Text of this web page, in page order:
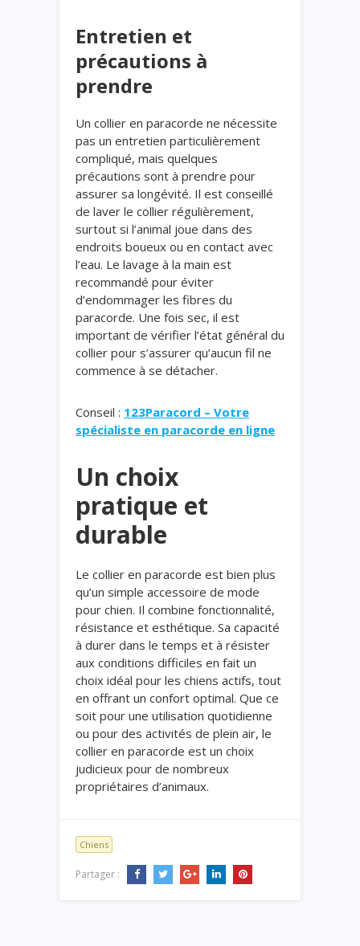
Entretien et
précautions à
prendre
Un collier en paracorde ne nécessite
pas un entretien particulièrement
compliqué, mais quelques
précautions sont à prendre pour
assurer sa longévité. Il est conseillé
de laver le collier régulièrement,
surtout si l’animal joue dans des
endroits boueux ou en contact avec
l’eau. Le lavage à la main est
recommandé pour éviter
d’endommager les fibres du
paracorde. Une fois sec, il est
important de vérifier l’état général du
collier pour s’assurer qu’aucun fil ne
commence à se détacher.
Conseil : 123Paracord – Votre
spécialiste en paracorde en ligne
Un choix
pratique et
durable
Le collier en paracorde est bien plus
qu’un simple accessoire de mode
pour chien. Il combine fonctionnalité,
résistance et esthétique. Sa capacité
à durer dans le temps et à résister
aux conditions difficiles en fait un
choix idéal pour les chiens actifs, tout
en offrant un confort optimal. Que ce
soit pour une utilisation quotidienne
ou pour des activités de plein air, le
collier en paracorde est un choix
judicieux pour de nombreux
propriétaires d’animaux.
Chiens
Partager :